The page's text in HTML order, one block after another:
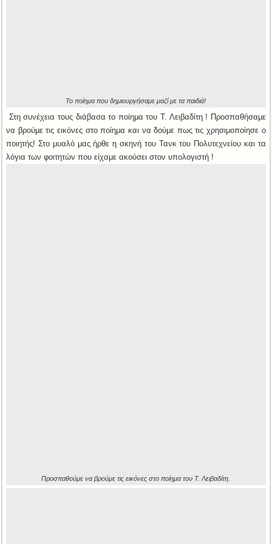
Το ποίημα που δημιουργήσαμε μαζί με τα παιδιά!
Στη συνέχεια τους διάβασα το ποίημα του Τ. Λειβαδίτη ! Προσπαθήσαμε
να βρούμε τις εικόνες στο ποίημα και να δούμε πως τις χρησιμοποίησε ο
ποιητής! Στο μυαλό μας ήρθε η σκηνή του Τανκ του Πολυτεχνείου και τα
λόγια των φοιτητών που είχαμε ακούσει στον υπολογιστή !
Προσπαθούμε να βρούμε τις εικόνες στο ποίημα του Τ. Λειβαδίτη.